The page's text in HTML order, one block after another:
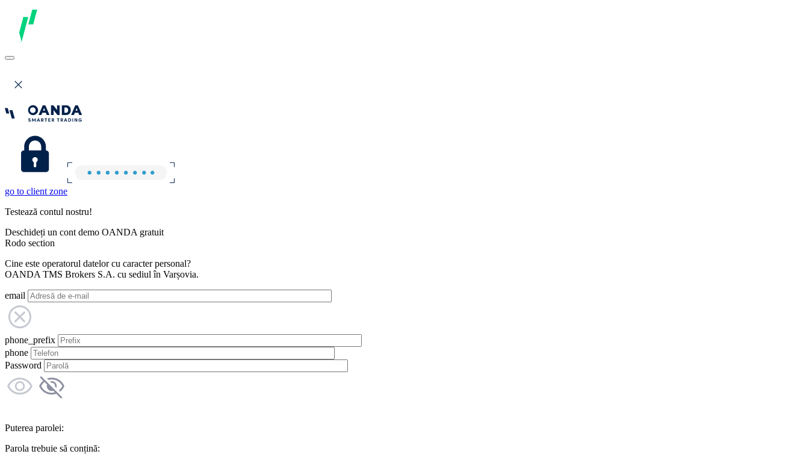
go to client zone
Testează contul nostru!
Deschideți un cont demo OANDA gratuit
Rodo section
Cine este operatorul datelor cu caracter personal?
OANDA TMS Brokers S.A. cu sediul în Varșovia.
email
phone_prefix
phone
Password
Puterea parolei:
Parola trebuie să conțină: